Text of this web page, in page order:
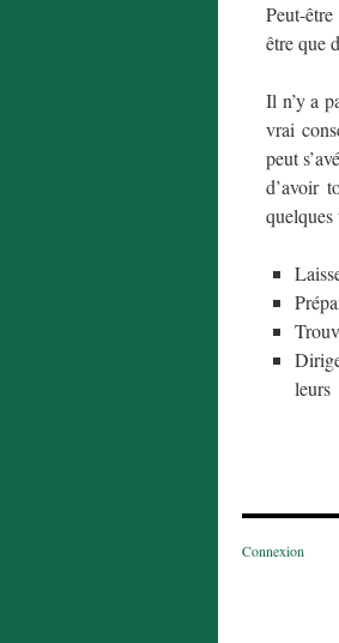
Peut-
être que
Il n’y a
vrai
peut
d’avoir
leurs
Connexion